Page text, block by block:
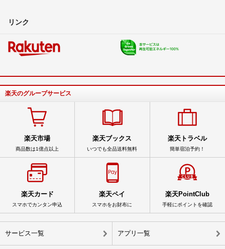
リンク
楽天のグループサービス
楽天市場
商品数は1億点以上
楽天ブックス
いつでも全品送料無料
楽天トラベル
簡単宿泊予約！
楽天カード
スマホでカンタン申込
楽天ペイ
スマホをお財布に
楽天PointClub
手軽にポイントを確認
サービス一覧 アプリ一覧